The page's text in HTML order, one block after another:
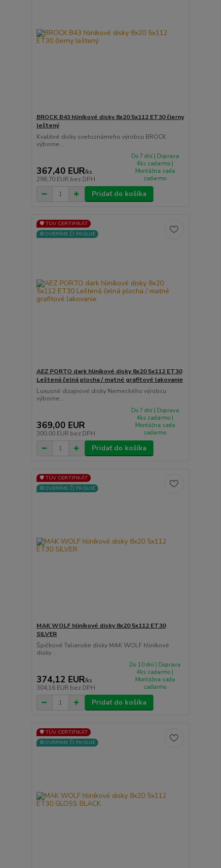
BROCK B43 hliníkové disky 8x20 5x112 ET30 čierny
leštený
Kvalitné disky svetoznámeho výrobcu BROCK
výborne...
367,40 EUR/ks
298,70 EUR bez DPH
Do 7 dní | Doprava
4ks zadarmo |
Montážna sada
zadarmo
Pridať do košíka
🛡️ TÜV CERTIFIKÁT
⚙️OVERÍME ČI PASUJE
AEZ PORTO dark hliníkové disky 8x20 5x112 ET30
Leštená čelná plocha / matné grafitové lakovanie
Luxusné dizajnové disky Nemeckého výrobcu
výborne...
369,00 EUR
300,00 EUR bez DPH
Do 7 dní | Doprava
4ks zadarmo |
Montážna sada
zadarmo
Pridať do košíka
🛡️ TÜV CERTIFIKÁT
⚙️OVERÍME ČI PASUJE
MAK WOLF hliníkové disky 8x20 5x112 ET30
SILVER
Špičkové Talianske disky MAK WOLF hliníkové
disky ...
374,12 EUR/ks
304,16 EUR bez DPH
Do 10 dní | Doprava
4ks zadarmo |
Montážna sada
zadarmo
Pridať do košíka
🛡️ TÜV CERTIFIKÁT
⚙️OVERÍME ČI PASUJE